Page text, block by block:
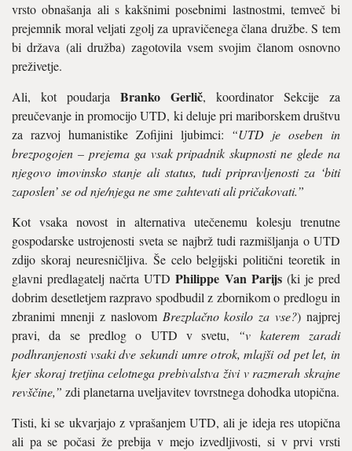
vrsto obnašanja ali s kakšnimi posebnimi lastnostmi, temveč bi
prejemnik moral veljati zgolj za upravičenega člana družbe. S tem
bi država (ali družba) zagotovila vsem svojim članom osnovno
preživetje.
Ali, kot poudarja Branko Gerlič, koordinator Sekcije za
preučevanje in promocijo UTD, ki deluje pri mariborskem društvu
za razvoj humanistike Zofijini ljubimci: “UTD je oseben in
brezpogojen – prejema ga vsak pripadnik skupnosti ne glede na
njegovo imovinsko stanje ali status, tudi pripravljenosti za ‘biti
zaposlen’ se od nje/njega ne sme zahtevati ali pričakovati.”
Kot vsaka novost in alternativa utečenemu kolesju trenutne
gospodarske ustrojenosti sveta se najbrž tudi razmišljanja o UTD
zdijo skoraj neuresničljiva. Še celo belgijski politični teoretik in
glavni predlagatelj načrta UTD Philippe Van Parijs(ki je pred
dobrim desetletjem razpravo spodbudil z zbornikom o predlogu in
zbranimi mnenji z naslovom Brezplačno kosilo za vse?) najprej
pravi, da se predlog o UTD v svetu, “v katerem zaradi
podhranjenosti vsaki dve sekundi umre otrok, mlajši od pet let, in
kjer skoraj tretjina celotnega prebivalstva živi v razmerah skrajne
revščine,” zdi planetarna uveljavitev tovrstnega dohodka utopična.
Tisti, ki se ukvarjajo z vprašanjem UTD, ali je ideja res utopična
ali pa se počasi že prebija v mejo izvedljivosti, si v prvi vrsti